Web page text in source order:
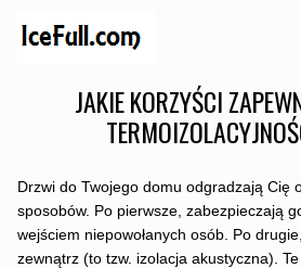
Skip
JAKIE KORZYŚCI
Drzwi do Twojego domu odgradzają Cię
sposobów. Po pierwsze, zabezpieczają
wejściem niepowołanych osób. Po
zewnątrz (to tzw. izolacja akustyczna).